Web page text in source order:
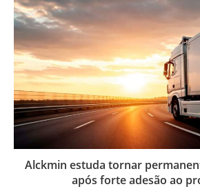
Alckmin estuda tornar
após forte adesão ao